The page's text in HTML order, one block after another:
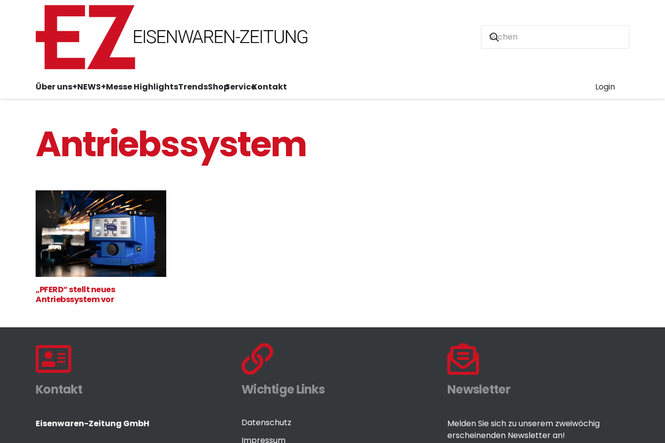
Über uns+NEWS+Messe HighlightsTrendsShopServiceKontakt Login
Antriebssystem
„PFERD“ stellt neues
Antriebssystem vor
Kontakt
Eisenwaren-Zeitung GmbH
Wichtige Links
Datenschutz
Impressum
Newsletter
Melden Sie sich zu unserem zweiwöchig
erscheinenden Newsletter an!